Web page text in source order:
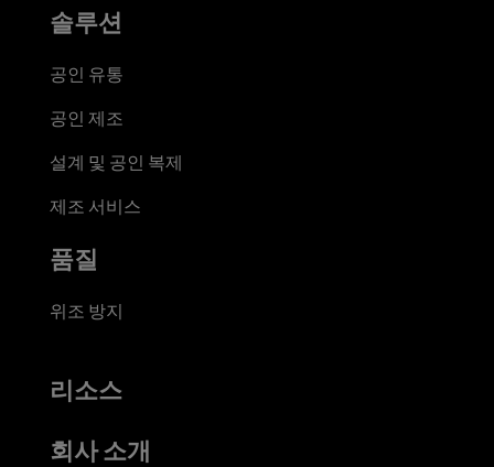
솔루션
공인 유통
공인 제조
설계 및 공인 복제
제조 서비스
품질
위조 방지
리소스
회사 소개